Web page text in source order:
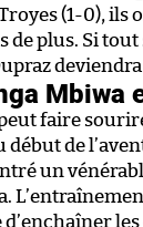
(1-0), ils
de plus. Si tout
Mbiwa
faire
début de
un